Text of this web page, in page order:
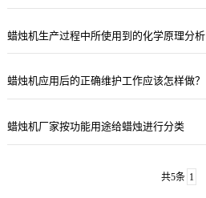
蜡烛机生产过程中所使用到的化学原理分析
蜡烛机应用后的正确维护工作应该怎样做？
蜡烛机厂家按功能用途给蜡烛进行分类
共5条 1